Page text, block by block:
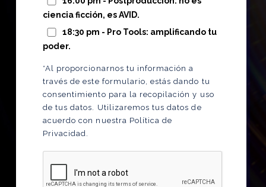
ciencia ficción, es AVID.
18:30 pm - Pro Tools: amplificando tu
poder.
*Al proporcionarnos tu información a
través de este formulario, estás dando tu
consentimiento para la recopilación y uso
de tus datos. Utilizaremos tus datos de
acuerdo con nuestra Política de
Privacidad.